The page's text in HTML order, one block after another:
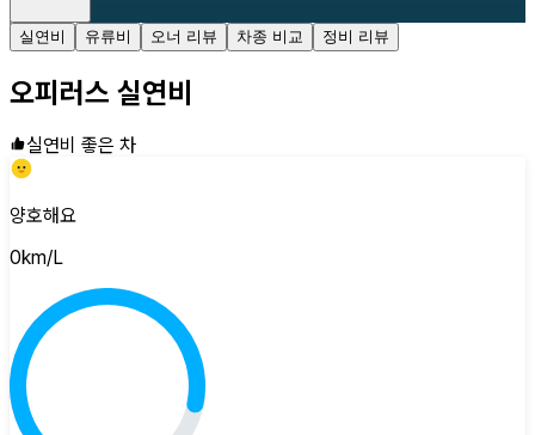
실연비 유류비 오너 리뷰 차종 비교 정비 리뷰
오피러스 실연비
실연비 좋은 차
양호해요
0km/L